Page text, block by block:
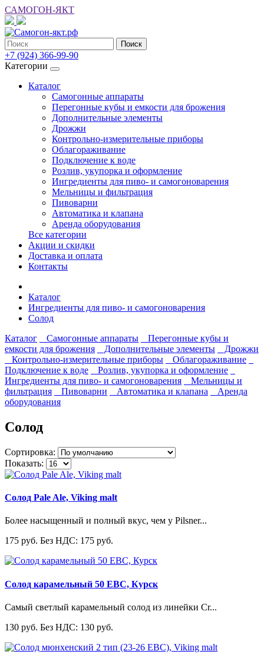
САМОГОН-ЯКТ
Поиск
+7 (924) 366-99-90
Категории
Каталог
Самогонные аппараты
Перегонные кубы и емкости для брожения
Дополнительные элементы
Дрожжи
Контрольно-измерительные приборы
Облагораживание
Подключение к воде
Розлив, укупорка и оформление
Ингредиенты для пиво- и самогоноварения
Мельницы и фильтрация
Пивоварни
Автоматика и клапана
Аренда оборудования
Все категории
Акции и скидки
Доставка и оплата
Контакты
Каталог
Ингредиенты для пиво- и самогоноварения
Солод
Каталог
Самогонные аппараты
Перегонные кубы и
емкости для брожения
Дополнительные элементы
Дрожжи
Контрольно-измерительные приборы
Облагораживание
Подключение к воде
Розлив, укупорка и оформление
Ингредиенты для пиво- и самогоноварения
Мельницы и
фильтрация
Пивоварни Автоматика и клапана
Аренда
оборудования
Солод
Сортировка:
Показать:
Солод Pale Ale, Viking malt
Более насыщенный и полный вкус, чем у Pilsner...
175 руб. Без НДС: 175 руб.
Солод карамельный 50 ЕВС, Курск
Самый светлый карамельный солод из линейки Cr...
130 руб. Без НДС: 130 руб.